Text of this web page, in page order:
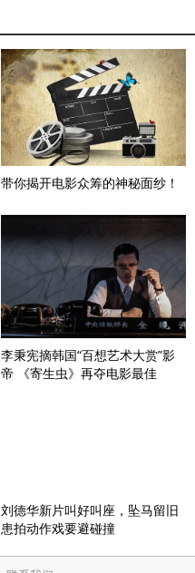
带你揭开电影众筹的神秘面纱！
李秉宪摘韩国“百想艺术大赏”影
帝 《寄生虫》再夺电影最佳
刘德华新片叫好叫座，坠马留旧
患拍动作戏要避碰撞